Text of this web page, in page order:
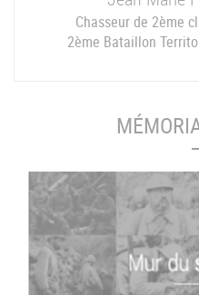
Chasseur de 2ème
2ème Bataillon